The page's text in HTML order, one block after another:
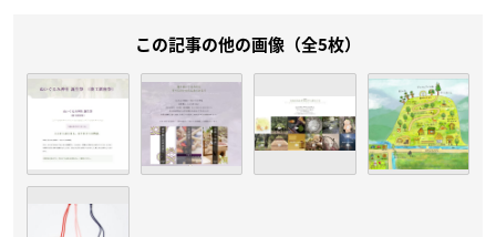
この記事の他の画像（全5枚）